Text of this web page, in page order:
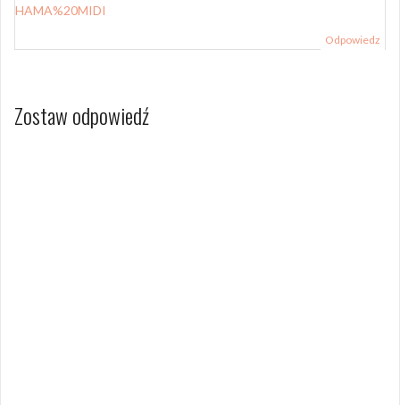
HAMA%20MIDI
Odpowiedz
Zostaw odpowiedź